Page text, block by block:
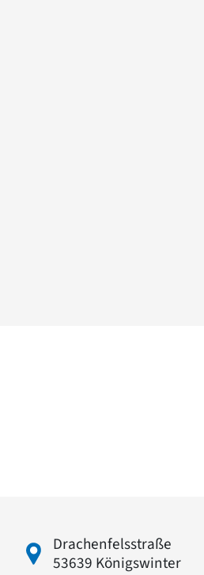
Drachenfelsstraße
53639 Königswinter